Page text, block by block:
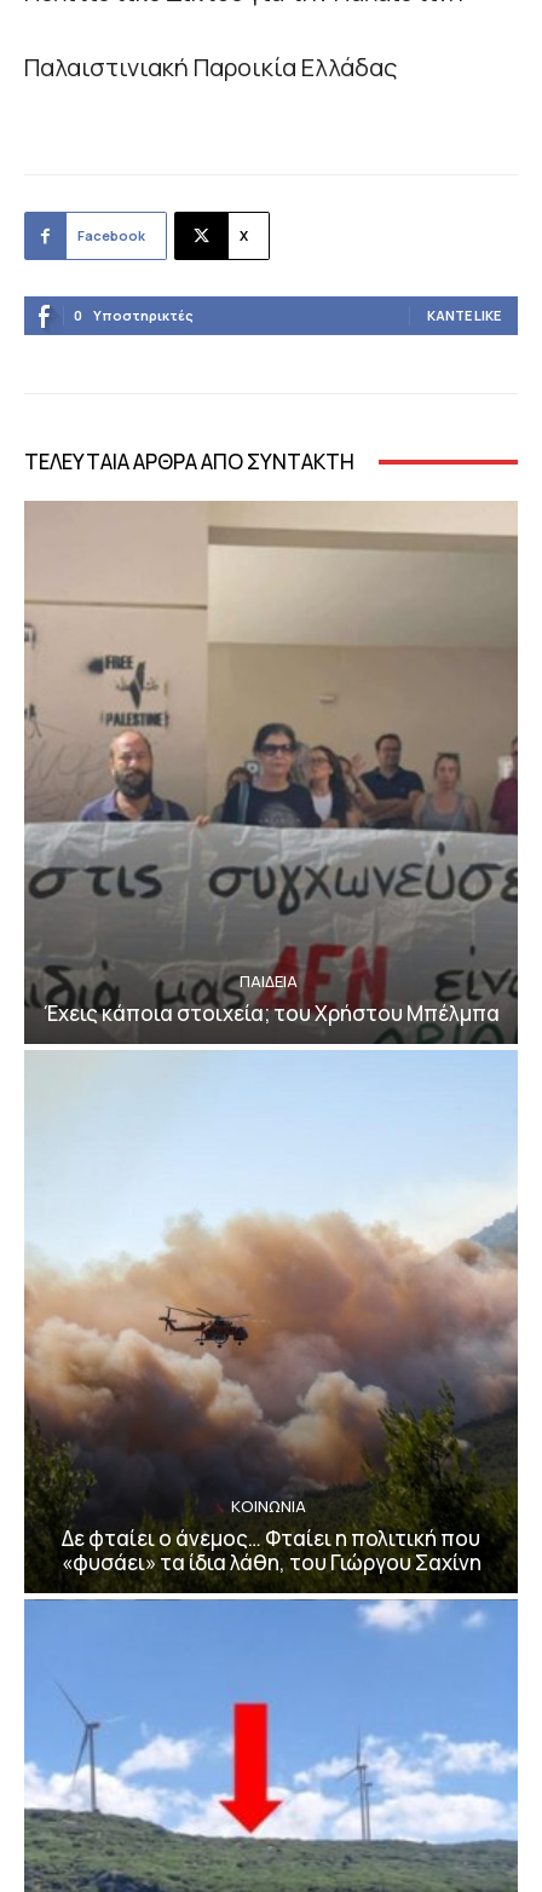
Παλαιστινιακή Παροικία Ελλάδας
Facebook X
0 Υποστηρικτές ΚΆΝΤΕ LIKE
ΤΕΛΕΥΤΑΙΑ ΑΡΘΡΑ ΑΠΟ ΣΥΝΤΑΚΤΗ
ΠΑΙΔΕΙΑ
Έχεις κάποια στοιχεία; του Χρήστου Μπέλμπα
ΚΟΙΝΩΝΙΑ
Δε φταίει ο άνεμος… Φταίει η πολιτική που
«φυσάει» τα ίδια λάθη, του Γιώργου Σαχίνη